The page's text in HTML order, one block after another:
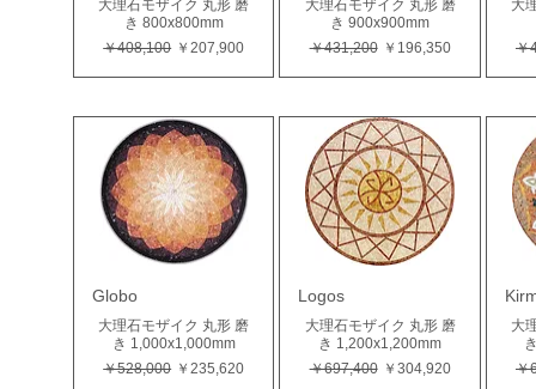
大理石モザイク 丸形 磨
き 800x800mm
通常価格
￥408,100 セール価格
￥207,900
大理石モザイク 丸形 磨
き 900x900mm
通常価格
￥431,200 セール価格
￥196,350
大
通
￥
Globo
大理石モザイク 丸形 磨
き 1,000x1,000mm
通常価格
￥528,000 セール価格
￥235,620
Logos
大理石モザイク 丸形 磨
き 1,200x1,200mm
通常価格
￥697,400 セール価格
￥304,920
大
通
￥